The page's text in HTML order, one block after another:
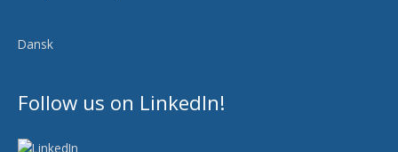
Dansk
Follow us on LinkedIn!